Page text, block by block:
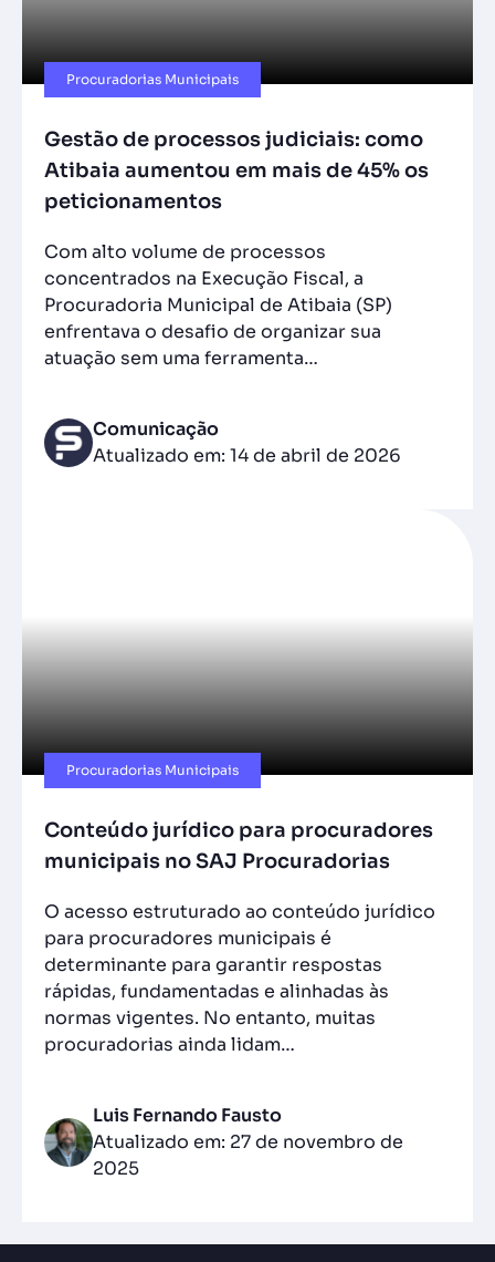
Procuradorias Municipais
Gestão de processos judiciais: como
Atibaia aumentou em mais de 45% os
peticionamentos
Com alto volume de processos
concentrados na Execução Fiscal, a
Procuradoria Municipal de Atibaia (SP)
enfrentava o desafio de organizar sua
atuação sem uma ferramenta…
Comunicação
Atualizado em: 14 de abril de 2026
Procuradorias Municipais
Conteúdo jurídico para procuradores
municipais no SAJ Procuradorias
O acesso estruturado ao conteúdo jurídico
para procuradores municipais é
determinante para garantir respostas
rápidas, fundamentadas e alinhadas às
normas vigentes. No entanto, muitas
procuradorias ainda lidam…
Luis Fernando Fausto
Atualizado em: 27 de novembro de
2025